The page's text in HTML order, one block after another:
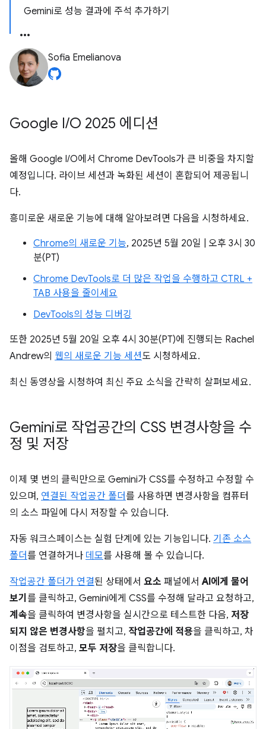
Gemini로 성능 결과에 주석 추가하기
Sofia Emelianova
Google I/O 2025 에디션
올해 Google I/O에서 Chrome DevTools가 큰 비중을 차지할
예정입니다. 라이브 세션과 녹화된 세션이 혼합되어 제공됩니
다.
흥미로운 새로운 기능에 대해 알아보려면 다음을 시청하세요.
Chrome의 새로운 기능, 2025년 5월 20일 | 오후 3시 30
분(PT)
Chrome DevTools로 더 많은 작업을 수행하고 CTRL +
TAB 사용을 줄이세요
DevTools의 성능 디버깅
또한 2025년 5월 20일 오후 4시 30분(PT)에 진행되는 Rachel
Andrew의 웹의 새로운 기능 세션도 시청하세요.
최신 동영상을 시청하여 최신 주요 소식을 간략히 살펴보세요.
Gemini로 작업공간의 CSS 변경사항을 수
정 및 저장
이제 몇 번의 클릭만으로 Gemini가 CSS를 수정하고 수정할 수
있으며, 연결된 작업공간 폴더를 사용하면 변경사항을 컴퓨터
의 소스 파일에 다시 저장할 수 있습니다.
자동 워크스페이스는 실험 단계에 있는 기능입니다. 기존 소스
폴더를 연결하거나 데모를 사용해 볼 수 있습니다.
작업공간 폴더가 연결된 상태에서 요소 패널에서AI에게 물어
보기 를 클릭하고, Gemini에게 CSS를 수정해 달라고 요청하고,
계속을 클릭하여 변경사항을 실시간으로 테스트한 다음, 저장
되지 않은 변경사항을 펼치고, 작업공간에 적용을 클릭하고, 차
이점을 검토하고, 모두 저장을 클릭합니다.